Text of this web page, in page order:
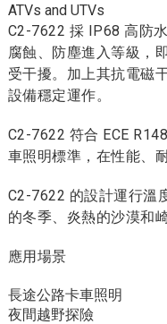
ATVs and UTVs
C2-7622 採 IP68 高防
腐蝕、防塵進入等級，
受干擾。加上其抗電磁
設備穩定運作。
C2-7622 符合 ECE
車照明標準，在性能、
C2-7622 的設計運行溫
的冬季、炎熱的沙漠和
應用場景
長途公路卡車照明
夜間越野探險